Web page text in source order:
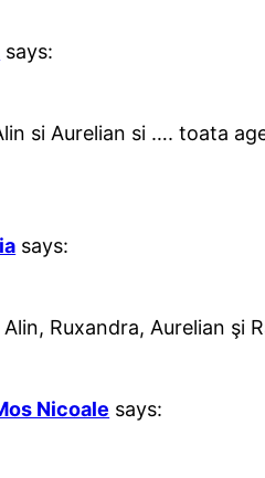
says:
si Aurelian si …. toata
says:
Ruxandra, Aurelian şi
Nicoale says: